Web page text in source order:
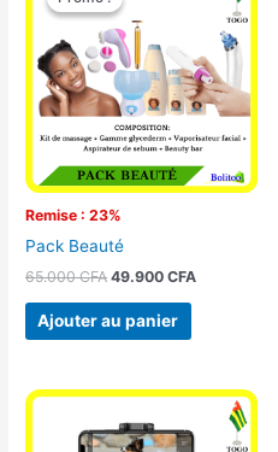
Remise : 23%
Pack Beauté
65.000CFA
initial
était :
65.000 CFA.
49.900CFA
actuel
est :
49.900 CFA.
Ajouter au panier